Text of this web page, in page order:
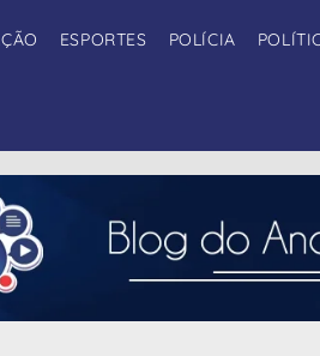
ESPORTES POLÍCIA